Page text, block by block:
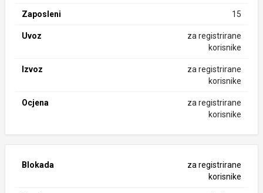
Zaposleni 15
Uvoz
za registrirane
korisnike
Izvoz
za registrirane
korisnike
Ocjena
za registrirane
korisnike
Blokada
za registrirane
korisnike